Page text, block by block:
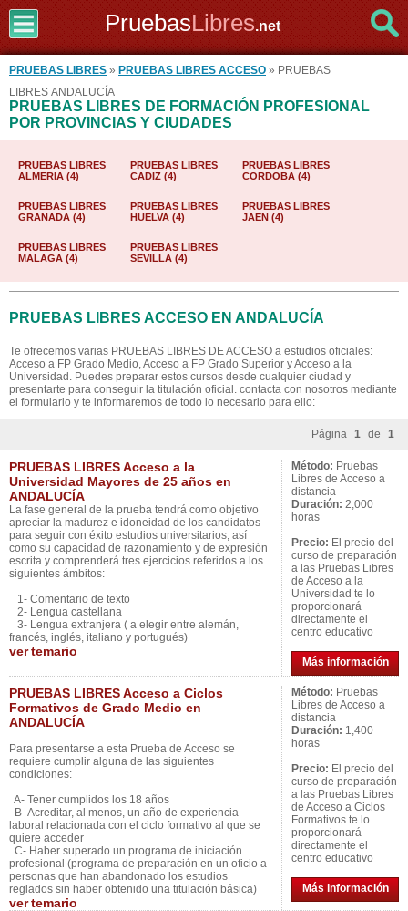
PruebasLibres.net
PRUEBAS LIBRES » PRUEBAS LIBRES ACCESO » PRUEBAS
LIBRES ANDALUCÍA
PRUEBAS LIBRES DE FORMACIÓN PROFESIONAL
POR PROVINCIAS Y CIUDADES
PRUEBAS LIBRES
ALMERIA (4)
PRUEBAS LIBRES
CADIZ (4)
PRUEBAS LIBRES
CORDOBA (4)
PRUEBAS LIBRES
GRANADA (4)
PRUEBAS LIBRES
HUELVA (4)
PRUEBAS LIBRES
JAEN (4)
PRUEBAS LIBRES
MALAGA (4)
PRUEBAS LIBRES
SEVILLA (4)
PRUEBAS LIBRES ACCESO EN ANDALUCÍA
Te ofrecemos varias PRUEBAS LIBRES DE ACCESO a estudios oficiales:
Acceso a FP Grado Medio, Acceso a FP Grado Superior y Acceso a la
Universidad. Puedes preparar estos cursos desde cualquier ciudad y
presentarte para conseguir la titulación oficial. contacta con nosotros mediante
el formulario y te informaremos de todo lo necesario para ello:
Página 1 de 1
PRUEBAS LIBRES Acceso a la
Universidad Mayores de 25 años en
ANDALUCÍA
La fase general de la prueba tendrá como objetivo
apreciar la madurez e idoneidad de los candidatos
para seguir con éxito estudios universitarios, así
como su capacidad de razonamiento y de expresión
escrita y comprenderá tres ejercicios referidos a los
siguientes ámbitos:
1- Comentario de texto
2- Lengua castellana
3- Lengua extranjera ( a elegir entre alemán,
francés, inglés, italiano y portugués)
vertemario
Método: Pruebas
Libres de Acceso a
distancia
Duración: 2,000
horas
Precio: El precio del
curso de preparación
a las Pruebas Libres
de Acceso a la
Universidad te lo
proporcionará
directamente el
centro educativo
Más información
PRUEBAS LIBRES Acceso a Ciclos
Formativos de Grado Medio en
ANDALUCÍA
Para presentarse a esta Prueba de Acceso se
requiere cumplir alguna de las siguientes
condiciones:
A- Tener cumplidos los 18 años
B- Acreditar, al menos, un año de experiencia
laboral relacionada con el ciclo formativo al que se
quiere acceder
C- Haber superado un programa de iniciación
profesional (programa de preparación en un oficio a
personas que han abandonado los estudios
reglados sin haber obtenido una titulación básica)
vertemario
Método: Pruebas
Libres de Acceso a
distancia
Duración: 1,400
horas
Precio: El precio del
curso de preparación
a las Pruebas Libres
de Acceso a Ciclos
Formativos te lo
proporcionará
directamente el
centro educativo
Más información